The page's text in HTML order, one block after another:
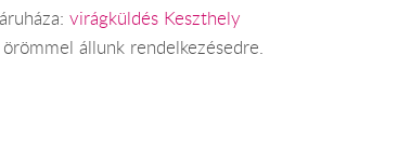
virágküldés Keszthely
állunk rendelkezésedre.